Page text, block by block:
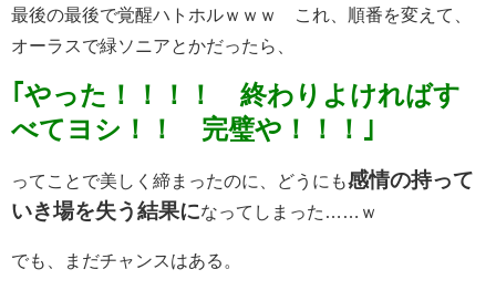
最後の最後で覚醒ハトホルｗｗｗ これ、順番を変えて、
オーラスで緑ソニアとかだったら、
｢やった！！！！ 終わりよければす
べてヨシ！！ 完璧や！！！｣
ってことで美しく締まったのに、どうにも感情の持って
いき場を失う結果になってしまった……ｗ
でも、まだチャンスはある。